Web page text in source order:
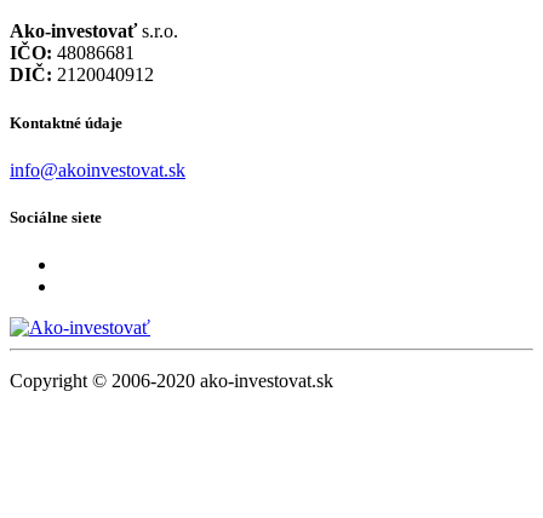
Ako-investovaťs.r.o.
IČO: 48086681
DIČ: 2120040912
Kontaktné údaje
info@akoinvestovat.sk
Sociálne siete
Copyright © 2006-2020 ako-investovat.sk